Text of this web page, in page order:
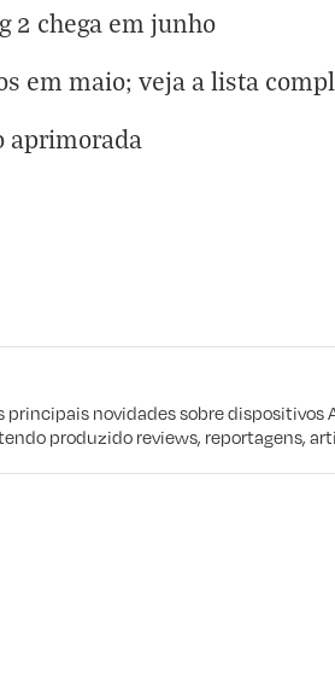
2 chega em junho
em maio; veja a lista
aprimorada
novidades sobre dispositivos
produzido reviews, reportagens,